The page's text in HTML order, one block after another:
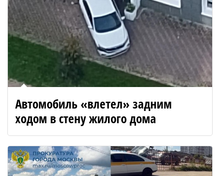
Автомобиль «влетел» задним
ходом в стену жилого дома